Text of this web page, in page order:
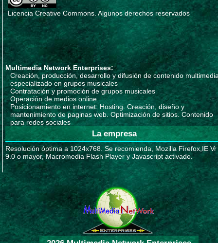
Licencia Creative Commons. Algunos derechos reservados
Multimedia Network Enterprises:
Creación, producción, desarrollo y difusión de contenido
especializado en grupos musicales
Contratación y promoción de grupos musicales
Operación de medios online
Posicionamiento en internet: Hosting. Creación, diseño y
mantenimiento de paginas web. Optimización de sitios. Contenido
para redes sociales
La empresa
Resolución óptima a 1024x768. Se recomienda, Mozilla Firefox,IE Vr
9.0 o mayor, Macromedia Flash Player y Javascript activado.